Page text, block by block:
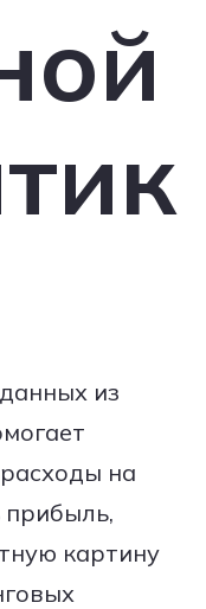
из
на
прибыль,
картину